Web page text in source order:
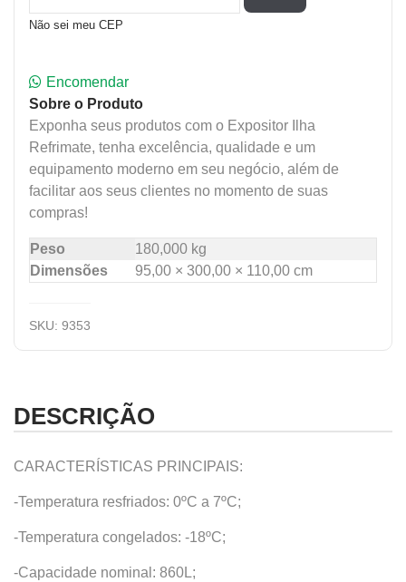
Não sei meu CEP
Encomendar
Sobre o Produto
Exponha seus produtos com o Expositor Ilha
Refrimate, tenha excelência, qualidade e um
equipamento moderno em seu negócio, além de
facilitar aos seus clientes no momento de suas
compras!
Peso
180,000 kg
Dimensões
95,00 × 300,00 × 110,00 cm
SKU: 9353
DESCRIÇÃO
CARACTERÍSTICAS PRINCIPAIS:
-Temperatura resfriados: 0ºC a 7ºC;
-Temperatura congelados: -18ºC;
-Capacidade nominal: 860L;